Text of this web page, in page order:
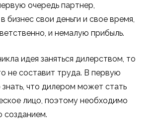
очередь партнер,
бизнес свои деньги и свое время,
и немалую прибыль.
идея заняться дилерством, то
не составит труда. В первую
что дилером может стать
лицо, поэтому необходимо
созданием.